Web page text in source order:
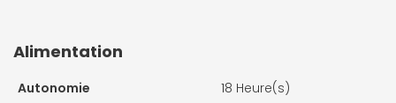
Alimentation
Autonomie
18 Heure(s)